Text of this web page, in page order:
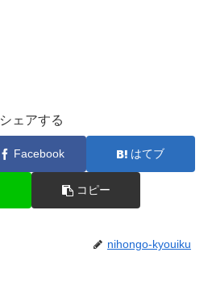
シェアする
Facebook はてブ
コピー
nihongo-kyouiku